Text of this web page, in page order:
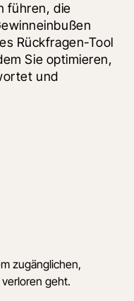
führen, die
Rückfragen-Tool
Sie optimieren,
und
zugänglichen,
geht.